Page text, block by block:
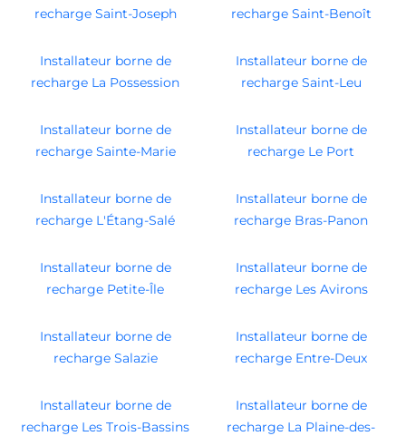
recharge Saint-Joseph
recharge Saint-Benoît
Installateur borne de
recharge La Possession
Installateur borne de
recharge Saint-Leu
Installateur borne de
recharge Sainte-Marie
Installateur borne de
recharge Le Port
Installateur borne de
recharge L'Étang-Salé
Installateur borne de
recharge Bras-Panon
Installateur borne de
recharge Petite-Île
Installateur borne de
recharge Les Avirons
Installateur borne de
recharge Salazie
Installateur borne de
recharge Entre-Deux
Installateur borne de
recharge Les Trois-Bassins
Installateur borne de
recharge La Plaine-des-